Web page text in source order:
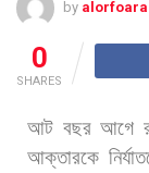
by alorfoara
0
SHARES
আট বছর আগে
আক্তারকে